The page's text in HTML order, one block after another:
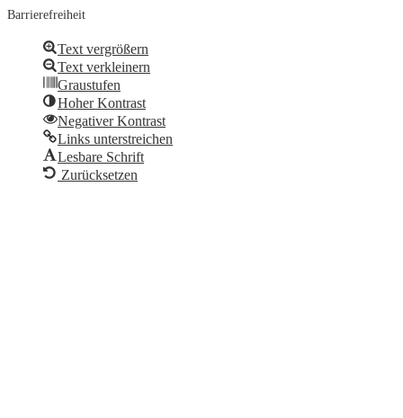
Barrierefreiheit
Text vergrößern
Text verkleinern
Graustufen
Hoher Kontrast
Negativer Kontrast
Links unterstreichen
Lesbare Schrift
Zurücksetzen